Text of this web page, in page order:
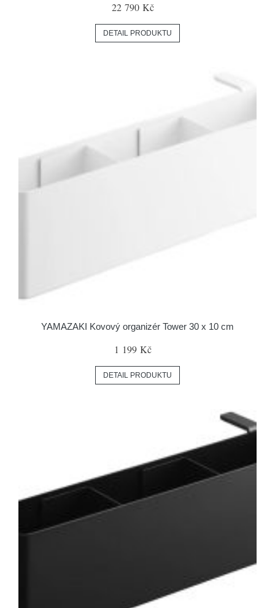
22 790 Kč
DETAIL PRODUKTU
YAMAZAKI Kovový organizér Tower 30 x 10 cm
1 199 Kč
DETAIL PRODUKTU